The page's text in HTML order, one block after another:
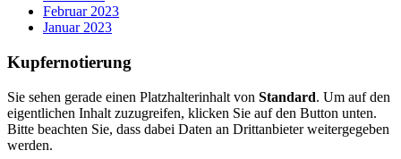
Februar 2023
Januar 2023
Kupfernotierung
Sie sehen gerade einen Platzhalterinhalt von Standard. Um auf den
eigentlichen Inhalt zuzugreifen, klicken Sie auf den Button unten.
Bitte beachten Sie, dass dabei Daten an Drittanbieter weitergegeben
werden.